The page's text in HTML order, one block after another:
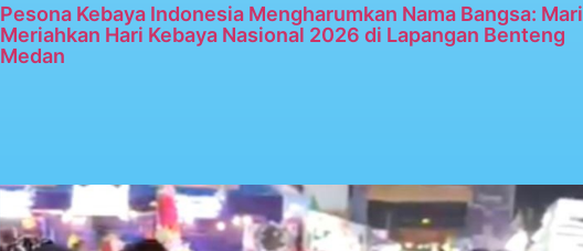
Pesona Kebaya Indonesia Mengharumkan Nama Bangsa: Mari
Meriahkan Hari Kebaya Nasional 2026 di Lapangan Benteng
Medan